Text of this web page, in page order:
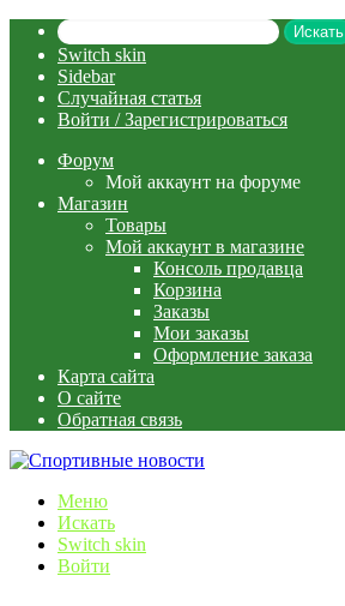
Искать
Switch skin
Sidebar
Случайная статья
Войти / Зарегистрироваться
Форум
Мой аккаунт на форуме
Магазин
Товары
Мой аккаунт в магазине
Консоль продавца
Корзина
Заказы
Мои заказы
Оформление заказа
Карта сайта
О сайте
Обратная связь
Меню
Искать
Switch skin
Войти